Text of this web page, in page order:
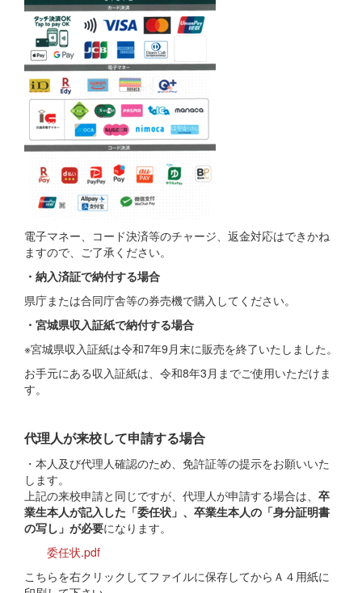
電子マネー、コード決済等のチャージ、返金対応はできかね
ますので、ご了承ください。
・納入済証で納付する場合
県庁または合同庁舎等の券売機で購入してください。
・宮城県収入証紙で納付する場合
※宮城県収入証紙は令和7年9月末に販売を終了いたしました。
お手元にある収入証紙は、令和8年3月までご使用いただけま
す。
代理人が来校して申請する場合
・本人及び代理人確認のため、免許証等の提示をお願いいた
します。
上記の来校申請と同じですが、代理人が申請する場合は、 卒
業生本人が記入した「委任状」、卒業生本人の「身分証明書
の写し」が必要になります。
委任状.pdf
こちらを右クリックしてファイルに保存してからＡ４用紙に